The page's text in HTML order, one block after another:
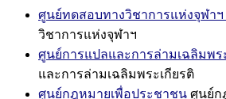
ศูนย์ทดสอบทางวิชาการแห่งจุฬาฯ
วิชาการแห่งจุฬาฯ
ศูนย์การแปลและการล่ามเฉลิมพร
และการล่ามเฉลิมพระเกียรติ
ศูนย์กฎหมายเพื่อประชาชน ศูนย์ก